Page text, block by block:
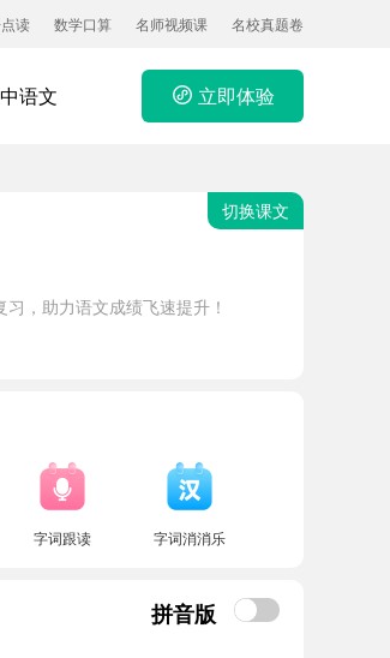
读 数学口算 名师视频课 名校真题卷
语文 立即体验
，助力语文成绩飞速提升！
切换课文
字词跟读 字词消消乐
拼音版